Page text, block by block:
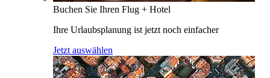
Buchen Sie Ihren Flug + Hotel
Ihre Urlaubsplanung ist jetzt noch einfacher
Jetzt auswählen